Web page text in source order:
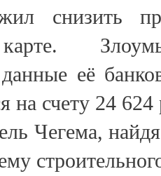
снизить
её
на счету 24
Чегема,